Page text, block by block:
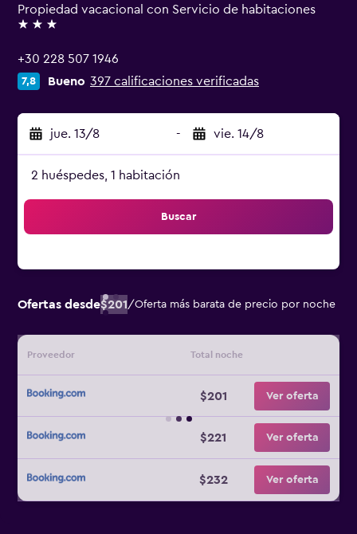
Propiedad vacacional con Servicio de habitaciones
3 estrellas
+30 228 507 1946
7,8 Bueno 397 calificaciones verificadas
jue. 13/8 - vie. 14/8
2 huéspedes, 1 habitación
Buscar
Ofertas desde$201/Oferta más barata de precio por noche
Proveedor Total noche
$201 Ver oferta
$221 Ver oferta
$232 Ver oferta